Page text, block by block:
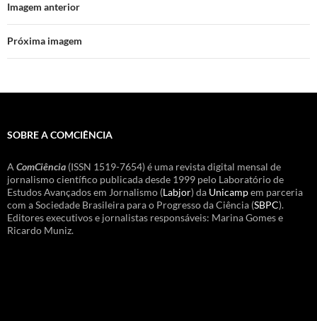
Imagem anterior
Próxima imagem
SOBRE A COMCIÊNCIA
A ComCiência (ISSN 1519-7654) é uma revista digital mensal de
jornalismo científico publicada desde 1999 pelo Laboratório de
Estudos Avançados em Jornalismo (Labjor) da Unicampem parceria
com a Sociedade Brasileira para o Progresso da Ciência (SBPC).
Editores executivos e jornalistas responsáveis: Marina Gomes e
Ricardo Muniz.